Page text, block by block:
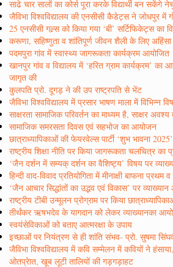
साढे चार सालों का कोर्स पूरा करके विद्यार्थी बन सकेंगे
जैविभा विश्वविद्यालय की एनसीसी कैडेट्स ने जोधपुर में
25 एनसीसी गल्र्स को किया गया ‘बी’ सर्टिफिकेट्स का
करूणा, सहिष्णुता व शांतिपूर्ण जीवन शैली के लिए
पदमपुरा गांव में स्वास्थ्य जागरूकता कार्यक्रम आयोजित
खानपुर गांव व विद्यालय में ‘हरित ग्राम कार्यक्रम’ का
जागृत की
कुलपति प्रो. दूगड़ ने की उप राष्ट्रपति से भेंट
जैविभा विश्वविद्यालय में प्रसार भाषण माला में विभिन्न
साक्षरता सामाजिक परिवर्तन का माध्यम है, साक्षर
सामाजिक समरसता दिवस एवं सहभोज का आयोजन
छात्राध्यापिकाओं की फेयरवेल्स पार्टी ‘शुभ भावना
राष्ट्रीय शिक्षा नीति पर किया जागरूकता चलचित्र का
‘जैन दर्शन में सम्यक् दर्शन का वैशिष्ट्य’ विषय पर
हिन्दी वाद-विवाद प्रतियोगिता में मीनाक्षी बाफना प्रथम
‘जैन आचार सिद्धांतों का उद्भव एवं विकास’ पर
राष्ट्रीय टीबी उन्मूलन प्रोग्राम पर किया
तीर्थंकर ऋषभदेव के यागदान को लेकर व्याख्यानका
स्वयंसेविकाओं को बताए आत्मरक्षा के उपाय
इच्छाओं पर नियंत्रण से ही शांति संभव- प्रो. सुषमा
जैविभा विश्वविद्यालय में कवि सम्मेलन में कवियों ने
ओतप्रेात, खूब लूटी तालियों की गड़गड़ाहट